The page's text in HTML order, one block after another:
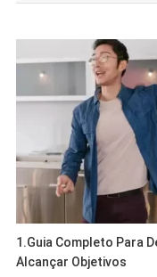
1.Guia Completo Para
Alcançar Objetivos